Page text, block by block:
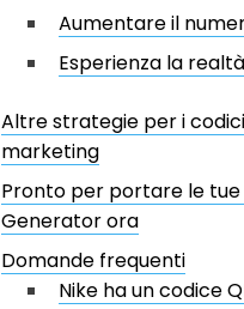
Aumentare il
Esperienza la
Altre strategie per i
marketing
Pronto per portare le tue
Generator ora
Domande frequenti
Nike ha un codice